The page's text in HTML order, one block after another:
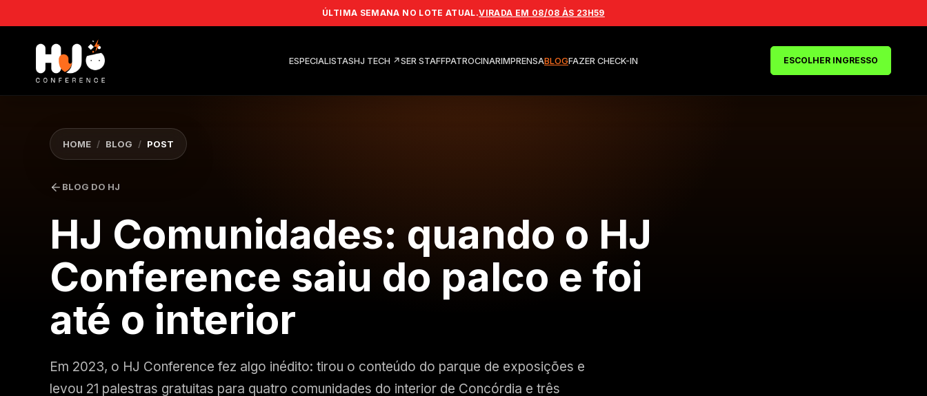
ÚLTIMA SEMANA NO LOTE ATUAL.VIRADA EM 08/08 ÀS 23H59
ESPECIALISTASHJ TECH ↗SER STAFFPATROCINARIMPRENSABLOGFAZER CHECK-IN ESCOLHER INGRESSO
HOME / BLOG / POST
BLOG DO HJ
HJ Comunidades: quando o HJ
Conference saiu do palco e foi
até o interior
Em 2023, o HJ Conference fez algo inédito: tirou o conteúdo do parque de exposições e
levou 21 palestras gratuitas para quatro comunidades do interior de Concórdia e três